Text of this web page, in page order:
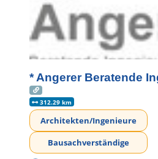
* Angerer Beratende
312.29 km
Architekten/Ingenieure
Bausachverständige